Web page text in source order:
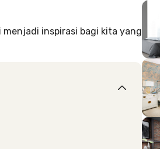
inspirasi bagi kita yang